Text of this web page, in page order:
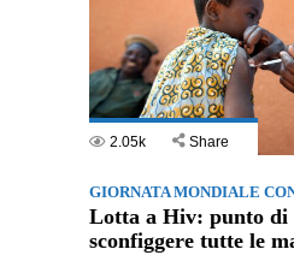
2.05k Share
GIORNATA MONDIALE
Lotta a Hiv: punto di
sconfiggere tutte le